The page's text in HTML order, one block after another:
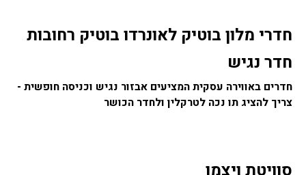
חדרי מלון בוטיק לאונרדו בוטיק רחובות
חדר נגיש
חדרים באווירה עסקית המציעים אבזור נגיש וכניסה חופשית -
צריך להציג תו נכה לטרקלין ולחדר הכושר